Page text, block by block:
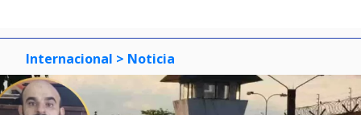
Internacional > Noticia